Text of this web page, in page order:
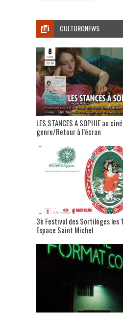
CULTURONEWS
LES STANCES A SOPHIE au
genre/Retour à l’écran
3è Festival des Sortilèges les
Espace Saint Michel